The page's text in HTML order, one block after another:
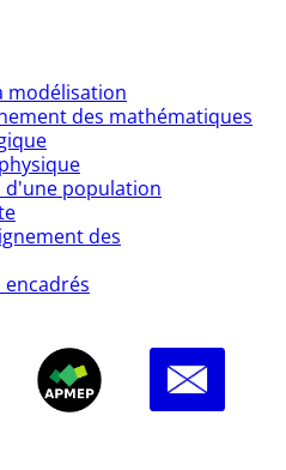
modélisation
des mathématiques
population
des